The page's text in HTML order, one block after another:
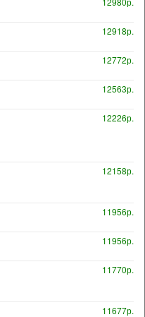
12918р.
12772р.
12563р.
12226р.
12158р.
11956р.
11956р.
11770р.
11677р.